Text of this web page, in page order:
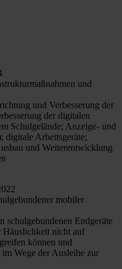
und
und Verbesserung der
der digitalen
Schulgelände; Anzeige- und
digitale Arbeitsgeräte;
und Weiterentwicklung
mobiler
schulgebundenen Endgeräte
Häuslichkeit nicht auf
können und
Wege der Ausleihe zur